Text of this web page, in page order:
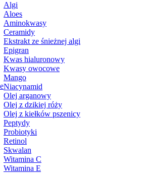
Algi
Aloes
Aminokwasy
Ceramidy
Ekstrakt ze śnieżnej algi
Epigran
Kwas hialuronowy
Kwasy owocowe
Mango
Niacynamid
Olej arganowy
Olej z dzikiej róży
Olej z kiełków pszenicy
Peptydy
Probiotyki
Retinol
Skwalan
Witamina C
Witamina E